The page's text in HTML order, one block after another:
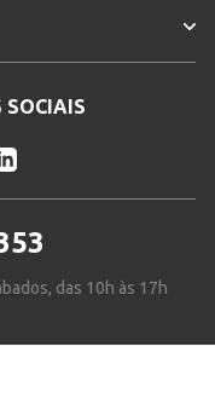
SOCIAIS
das 10h às 17h